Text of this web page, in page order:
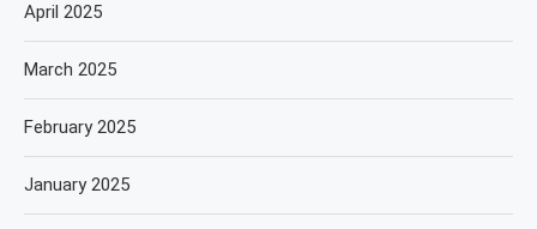
April 2025
March 2025
February 2025
January 2025